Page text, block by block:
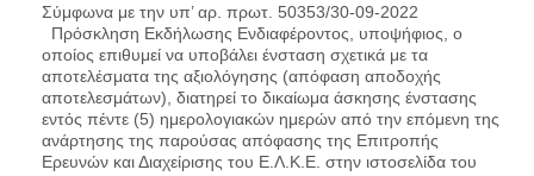
Σύμφωνα με την υπ’ αρ. πρωτ. 50353/30-09-2022
Πρόσκληση Εκδήλωσης Ενδιαφέροντος, υποψήφιος, ο
οποίος επιθυμεί να υποβάλει ένσταση σχετικά με τα
αποτελέσματα της αξιολόγησης (απόφαση αποδοχής
αποτελεσμάτων), διατηρεί το δικαίωμα άσκησης ένστασης
εντός πέντε (5) ημερολογιακών ημερών από την επόμενη της
ανάρτησης της παρούσας απόφασης της Επιτροπής
Ερευνών και Διαχείρισης του Ε.Λ.Κ.Ε. στην ιστοσελίδα του